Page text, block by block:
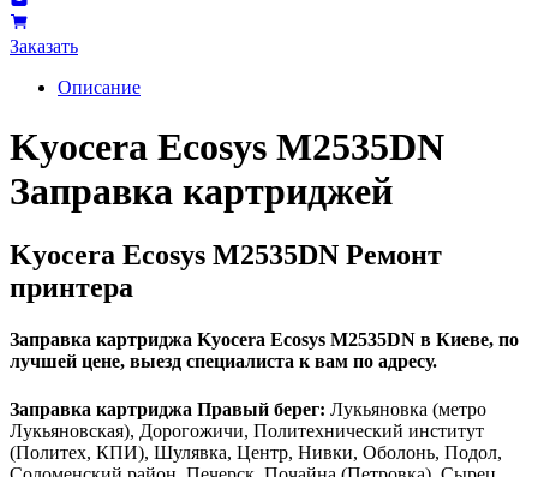
Заказать
Описание
Kyocera Ecosys M2535DN
Заправка картриджей
Kyocera Ecosys M2535DN Ремонт
принтера
Заправка картриджа Kyocera Ecosys M2535DN в Киеве, по
лучшей цене, выезд специалиста к вам по адресу.
Заправка картриджа Правый берег: Лукьяновка (метро
Лукьяновская), Дорогожичи, Политехнический институт
(Политех, КПИ), Шулявка, Центр, Нивки, Оболонь, Подол,